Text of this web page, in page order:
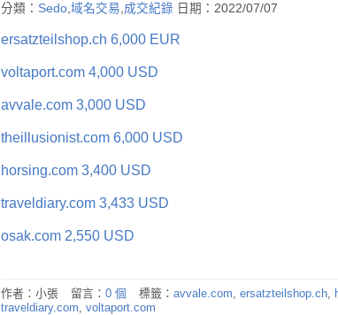
分類： Sedo,域名交易,成交紀錄 日期：2022/07/07
ersatzteilshop.ch 6,000 EUR
voltaport.com 4,000 USD
avvale.com 3,000 USD
theillusionist.com 6,000 USD
horsing.com 3,400 USD
traveldiary.com 3,433 USD
osak.com 2,550 USD
作者：小張 留言： 0 個 標籤： avvale.com, ersatzteilshop.ch,
traveldiary.com, voltaport.com